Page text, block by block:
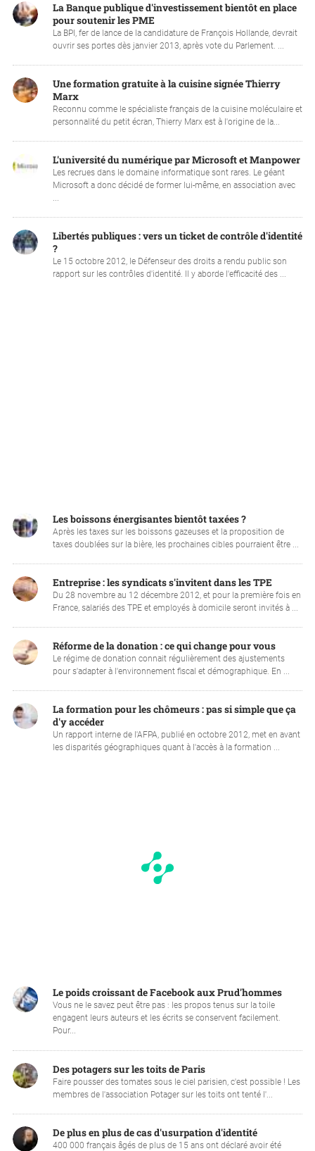
La Banque publique d'investissement bientôt en place
pour soutenir les PME
La BPI, fer de lance de la candidature de François Hollande, devrait
ouvrir ses portes dès janvier 2013, après vote du Parlement. ...
Une formation gratuite à la cuisine signée Thierry
Marx
Reconnu comme le spécialiste français de la cuisine moléculaire et
personnalité du petit écran, Thierry Marx est à l'origine de la...
L'université du numérique par Microsoft et Manpower
Les recrues dans le domaine informatique sont rares. Le géant
Microsoft a donc décidé de former lui-même, en association avec
...
Libertés publiques : vers un ticket de contrôle d'identité
?
Le 15 octobre 2012, le Défenseur des droits a rendu public son
rapport sur les contrôles d'identité. Il y aborde l'efficacité des ...
Les boissons énergisantes bientôt taxées ?
Après les taxes sur les boissons gazeuses et la proposition de
taxes doublées sur la bière, les prochaines cibles pourraient être ...
Entreprise : les syndicats s'invitent dans les TPE
Du 28 novembre au 12 décembre 2012, et pour la première fois en
France, salariés des TPE et employés à domicile seront invités à ...
Réforme de la donation : ce qui change pour vous
Le régime de donation connait régulièrement des ajustements
pour s'adapter à l'environnement fiscal et démographique. En ...
La formation pour les chômeurs : pas si simple que ça
d'y accéder
Un rapport interne de l'AFPA, publié en octobre 2012, met en avant
les disparités géographiques quant à l'accès à la formation ...
Le poids croissant de Facebook aux Prud'hommes
Vous ne le savez peut être pas : les propos tenus sur la toile
engagent leurs auteurs et les écrits se conservent facilement.
Pour...
Des potagers sur les toits de Paris
Faire pousser des tomates sous le ciel parisien, c'est possible ! Les
membres de l'association Potager sur les toits ont tenté l'...
De plus en plus de cas d'usurpation d'identité
400 000 français âgés de plus de 15 ans ont déclaré avoir été